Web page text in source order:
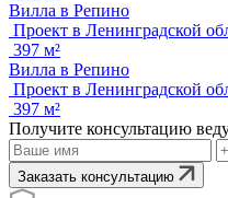
Вилла в Репино
Проект в Ленинградской
397 м²
Вилла в Репино
Проект в Ленинградской
397 м²
Получите консультацию
Заказать консультацию